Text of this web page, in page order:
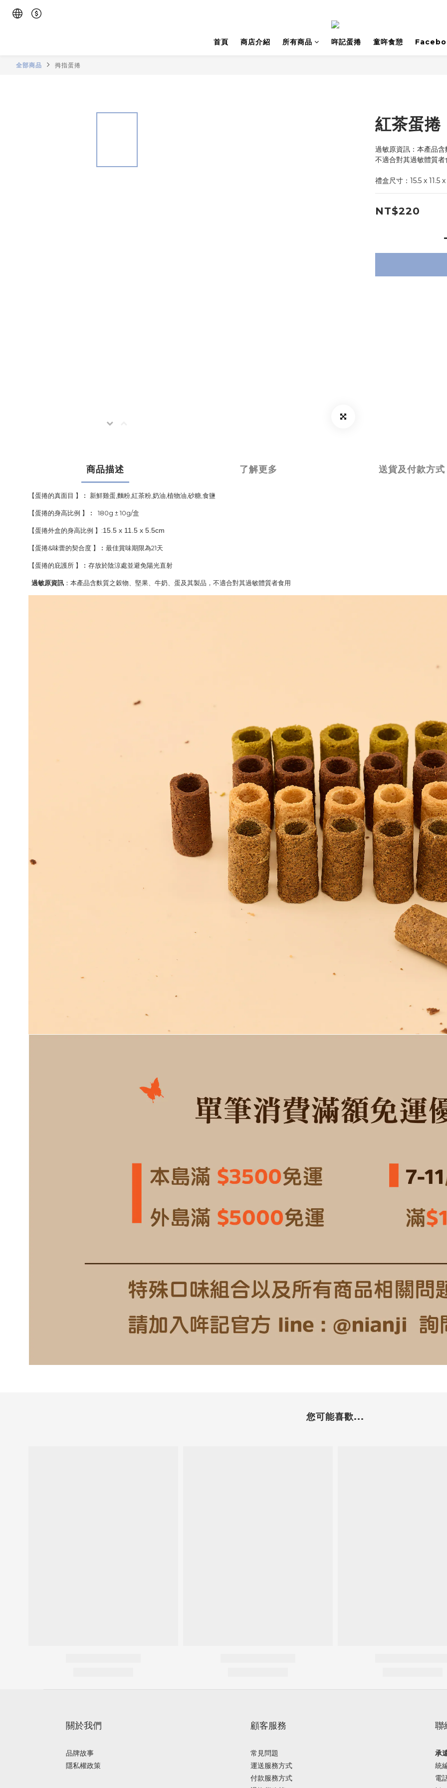
首頁 商店介紹 所有商品 哖記蛋捲 童哖食憩
全部商品 拇指蛋捲
紅茶蛋捲
過敏原資訊：本產品
不適合對其過敏體質者
禮盒尺寸：15.5 x 11.5
NT$220
商品描述 了解更多 送貨及付款方式
【蛋捲的真面目 】︰ 新鮮雞蛋,麵粉,紅茶粉,奶油,植物油,砂糖,食鹽
【蛋捲的身高比例 】︰ 180g ± 10g/盒
【蛋捲外盒的身高比例 】:15.5 x 11.5 x 5.5cm
【蛋捲&味蕾的契合度 】︰最佳賞味期限為21天
【蛋捲的庇護所 】︰存放於陰涼處並避免陽光直射
過敏原資訊 ：本產品含麩質之穀物、堅果、牛奶、蛋及其製品，不適合對其過敏體質者食用
您可能喜歡...
關於我們
品牌故事
隱私權政策
顧客服務
常見問題
運送服務方式
付款服務方式
聯
承
統
電